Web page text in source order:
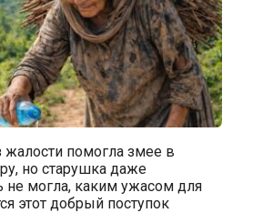
помогла змее в
но старушка даже
не могла, каким ужасом для
этот добрый поступок